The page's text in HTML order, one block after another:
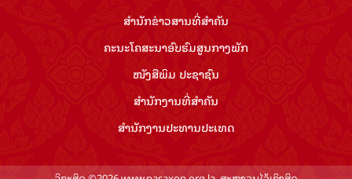
ສຳ​ນັກ​ຂ່າວ​ສານ​ທີ່​ສຳ​ຄັນ​
ຄະນະໂຄສະນາອົບຮົມ​ສູນ​ກາງ​ພັກ
ໜັງສືພິມ ປະ​ຊາ​ຊົນ
ສຳ​ນັກ​ງານ​ທີ່​ສຳ​ຄັນ
ສຳ​ນັກ​ງານ​ປະ​ທານ​ປະ​ເທດ